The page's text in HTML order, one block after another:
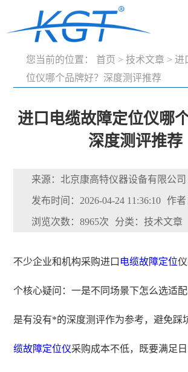
您当前的位置： 首页 > 技术文章 > 进
位仪哪个品牌好？深度测评推荐
进口电缆故障定位仪哪
深度测评推荐
来源：北京康高特仪器设备有限公司
发布时间：2026-04-24 11:36:10 作者
浏览次数：8965次 分类：技术文章
不少企业和机构采购进口 电缆故障定位
个核心疑问：一是不同场景下怎么选适
是有没有*的深度测评作为参考，避免踩
缆故障定位仪采购成本不低，既要满足